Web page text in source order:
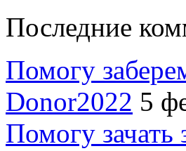
Последние
Помогу
Donor2022 5
Помогу